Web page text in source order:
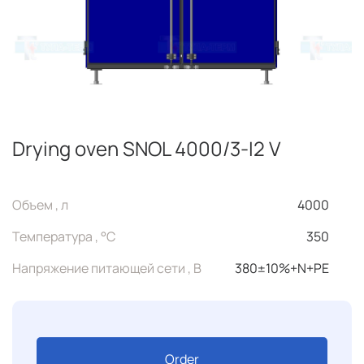
Drying oven SNOL 4000/3-I2 V
Объем , л
4000
Температура , °C
350
Напряжение питающей сети , В
380±10%+N+PE
Order